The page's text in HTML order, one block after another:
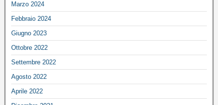
Marzo 2024
Febbraio 2024
Giugno 2023
Ottobre 2022
Settembre 2022
Agosto 2022
Aprile 2022